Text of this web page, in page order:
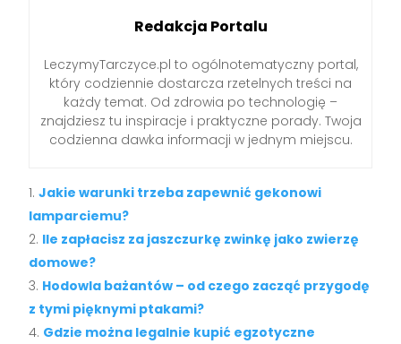
Redakcja Portalu
LeczymyTarczyce.pl to ogólnotematyczny portal,
który codziennie dostarcza rzetelnych treści na
każdy temat. Od zdrowia po technologię –
znajdziesz tu inspiracje i praktyczne porady. Twoja
codzienna dawka informacji w jednym miejscu.
Jakie warunki trzeba zapewnić gekonowi
lamparciemu?
Ile zapłacisz za jaszczurkę zwinkę jako zwierzę
domowe?
Hodowla bażantów – od czego zacząć przygodę
z tymi pięknymi ptakami?
Gdzie można legalnie kupić egzotyczne